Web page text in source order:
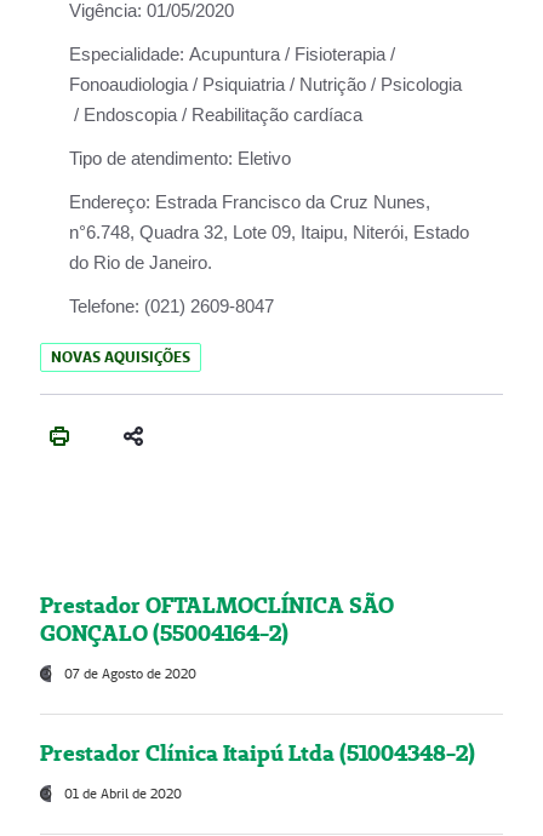
Vigência: 01/05/2020
Especialidade: Acupuntura / Fisioterapia /
Fonoaudiologia / Psiquiatria / Nutrição / Psicologia
/ Endoscopia / Reabilitação cardíaca
Tipo de atendimento: Eletivo
Endereço: Estrada Francisco da Cruz Nunes,
n°6.748, Quadra 32, Lote 09, Itaipu, Niterói, Estado
do Rio de Janeiro.
Telefone: (021) 2609-8047
NOVAS AQUISIÇÕES
Prestador OFTALMOCLÍNICA SÃO
GONÇALO (55004164-2)
07 de Agosto de 2020
Prestador Clínica Itaipú Ltda (51004348-2)
01 de Abril de 2020